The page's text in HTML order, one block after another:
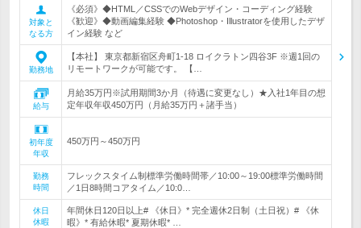
対象と
なる方
《必須》◆HTML／CSSでのWebデザイン・コーディング経験
《歓迎》◆動画編集経験 ◆Photoshop・Illustratorを使用したデザ
イン経験 など
勤務地
【本社】 東京都新宿区舟町1-18 ロイクラトン四谷3F ※週1回の
リモートワークが可能です。 【…
給与
月給35万円※試用期間3か月（待遇に変更なし）★入社1年目の想
定年収年収450万円（月給35万円＋諸手当）
初年度
年収
450万円～450万円
勤務
時間
フレックスタイム制標準労働時間帯／10:00～19:00標準労働時間
／1日8時間コアタイム／10:0…
休日
休暇
年間休日120日以上# 《休日》* 完全週休2日制（土日祝）# 《休
暇》* 有給休暇* 夏期休暇* …